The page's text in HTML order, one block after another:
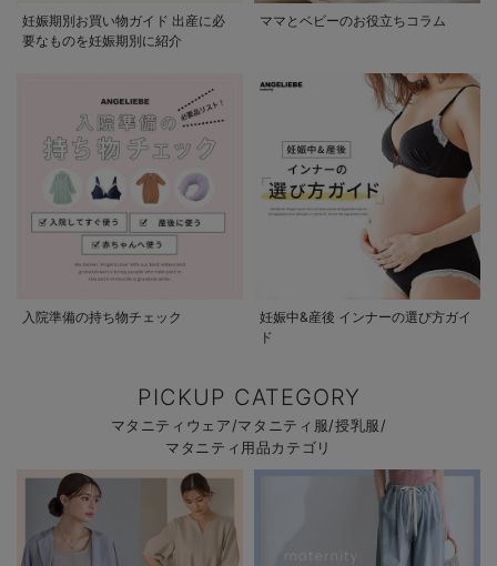
妊娠期別お買い物ガイド 出産に必
要なものを妊娠期別に紹介
ママとベビーのお役立ちコラム
入院準備の持ち物チェック
妊娠中&産後 インナーの選び方ガイ
ド
PICKUP CATEGORY
マタニティウェア/マタニティ服/授乳服/
マタニティ用品カテゴリ